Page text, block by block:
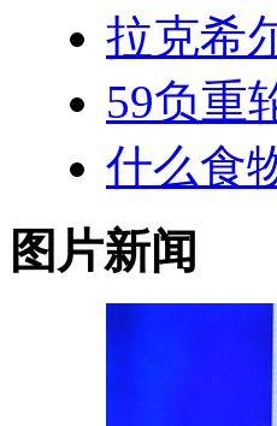
拉克希
59负重
什么食
图片新闻